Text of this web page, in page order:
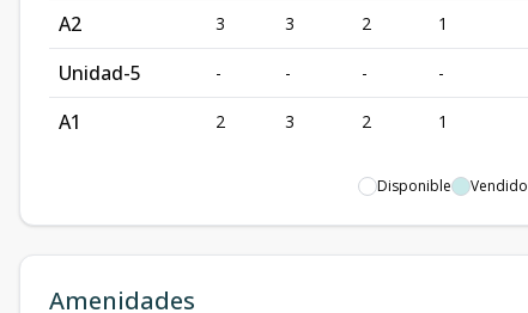
A2 3 3 2 1
Unidad-5 - - - -
A1 2 3 2 1
Disponible Vendido
Amenidades